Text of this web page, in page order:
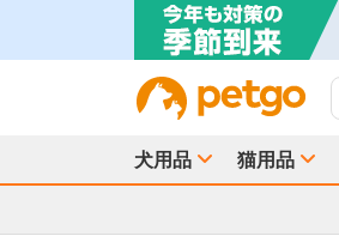
犬用品 猫用品